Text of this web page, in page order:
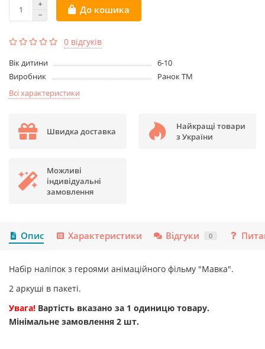
До кошика
0 відгуків
Вік дитини
6-10
Виробник
Ранок ТМ
Всі характеристики
Швидка доставка
Найкращі товари
з України
Можливі
індивідуальні
замовлення
Опис Характеристики Відгуки 0
Набір наліпок з героями анімаційного фільму "Мавка".
2 аркуші в пакеті.
Увага! Вартість вказано за 1 одиницю товару.
Мінімальне замовлення 2 шт.